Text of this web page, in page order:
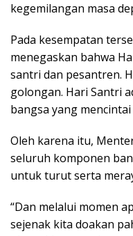
kegemilangan masa
Pada kesempatan
menegaskan bahwa
santri dan pesantren.
golongan. Hari Santri
bangsa yang
Oleh karena itu,
seluruh komponen
untuk turut serta
“Dan melalui momen
sejenak kita doakan